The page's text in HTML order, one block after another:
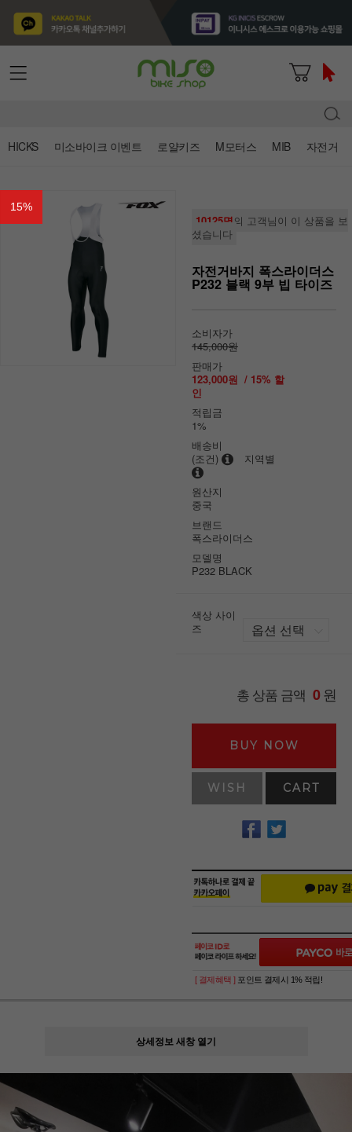
HICKS 미소바이크 이벤트 로얄키즈 M모터스 MIB 자전거
15%
10125명의 고객님이 이 상품을 보
셨습니다
자전거바지 폭스라이더스
P232 블랙 9부 빕 타이즈
소비자가
145,000원
판매가
123,000원 / 15% 할
인
적립금
1%
배송비
(조건)
지역별
원산지
중국
브랜드
폭스라이더스
모델명
P232 BLACK
색상 사이
즈
총 상품 금액 0원
BUY NOW
WISH CART
[ 결제혜택 ] 포인트 결제시 1% 적립!
상세정보 새창 열기